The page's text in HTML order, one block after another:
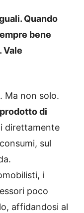
Quando
bene
Vale
Ma non solo.
di
direttamente
sul
i
poco
affidandosi al